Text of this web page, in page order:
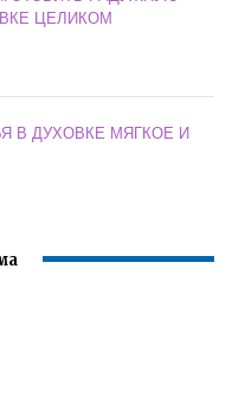
ЦЕЛИКОМ
В ДУХОВКЕ МЯГКОЕ И